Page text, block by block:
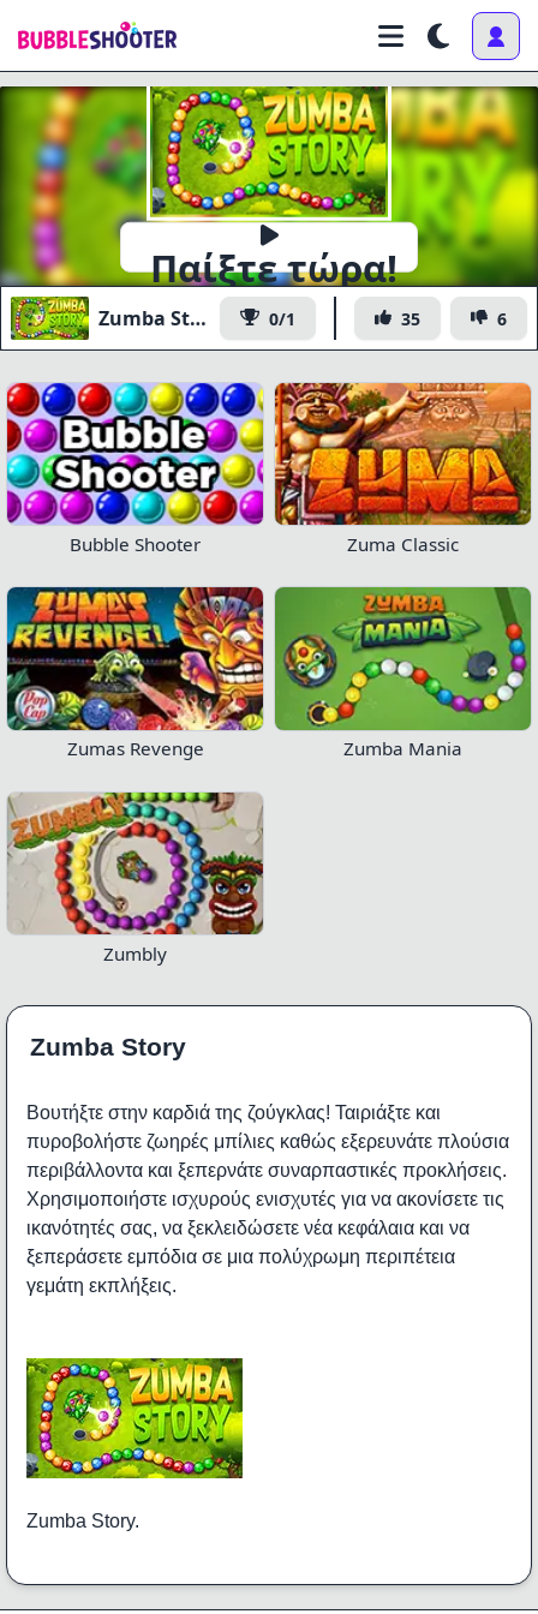
Παίξτε τώρα!
Zumba Story 0/1 35 6
Bubble Shooter Zuma Classic
Zumas Revenge Zumba Mania
Zumbly
Zumba Story
Βουτήξτε στην καρδιά της ζούγκλας! Ταιριάξτε και
πυροβολήστε ζωηρές μπίλιες καθώς εξερευνάτε πλούσια
περιβάλλοντα και ξεπερνάτε συναρπαστικές προκλήσεις.
Χρησιμοποιήστε ισχυρούς ενισχυτές για να ακονίσετε τις
ικανότητές σας, να ξεκλειδώσετε νέα κεφάλαια και να
ξεπεράσετε εμπόδια σε μια πολύχρωμη περιπέτεια
γεμάτη εκπλήξεις.
Zumba Story.